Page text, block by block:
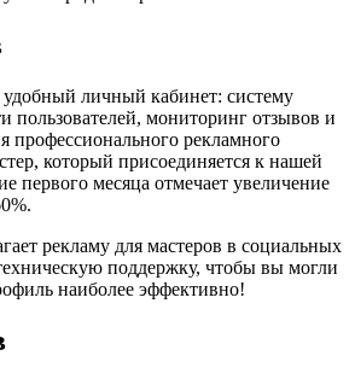
удобный личный кабинет: систему
пользователей, мониторинг отзывов и
профессионального рекламного
который присоединяется к нашей
первого месяца отмечает увеличение
рекламу для мастеров в социальных
поддержку, чтобы вы могли
наиболее эффективно!